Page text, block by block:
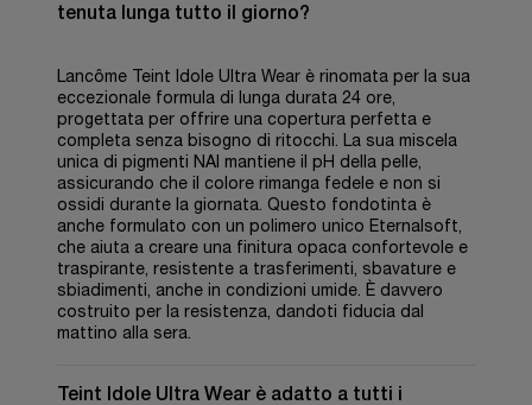
tenuta lunga tutto il giorno?
Lancôme Teint Idole Ultra Wear è rinomata per la sua
eccezionale formula di lunga durata 24 ore,
progettata per offrire una copertura perfetta e
completa senza bisogno di ritocchi. La sua miscela
unica di pigmenti NAI mantiene il pH della pelle,
assicurando che il colore rimanga fedele e non si
ossidi durante la giornata. Questo fondotinta è
anche formulato con un polimero unico Eternalsoft,
che aiuta a creare una finitura opaca confortevole e
traspirante, resistente a trasferimenti, sbavature e
sbiadimenti, anche in condizioni umide. È davvero
costruito per la resistenza, dandoti fiducia dal
mattino alla sera.
Teint Idole Ultra Wear è adatto a tutti i